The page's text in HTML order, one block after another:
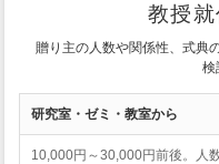
教授
贈り主の人数や関係性、式典
検
研究室・ゼミ・教室から
10,000円～30,000円前後。人